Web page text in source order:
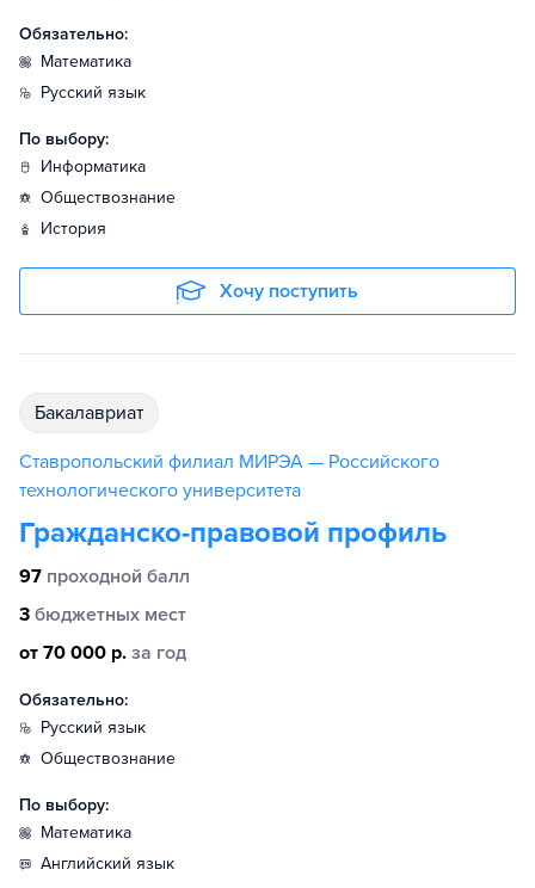
Обязательно:
математика
русский язык
По выбору:
информатика
обществознание
история
Хочу поступить
бакалавриат
Ставропольский филиал МИРЭА — Российского
технологического университета
Гражданско-правовой профиль
97 проходной балл
3 бюджетных мест
от 70 000 р. за год
Обязательно:
русский язык
обществознание
По выбору:
математика
английский язык